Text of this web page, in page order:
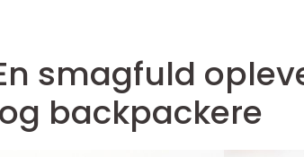
smagfuld
backpackere